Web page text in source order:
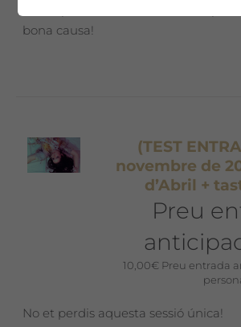
bona causa!
(TEST
novembre de
d’Abril +
Preu
10,00€ Preu entrada
No et perdis aquesta sessió única!